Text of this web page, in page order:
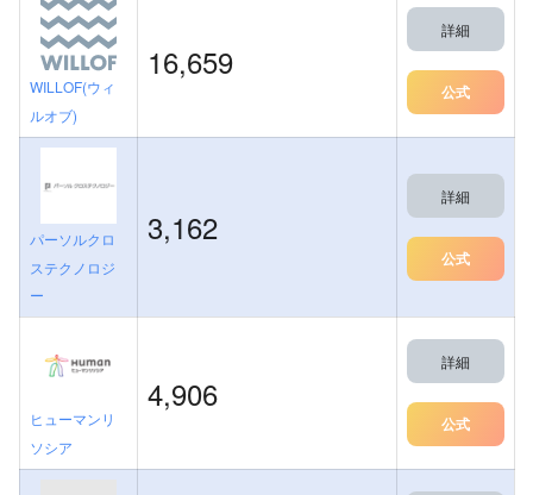
WILLOF(ウィ
ルオブ)
16,659
詳細
公式
パーソルクロ
ステクノロジ
ー
3,162
詳細
公式
ヒューマンリ
ソシア
4,906
詳細
公式